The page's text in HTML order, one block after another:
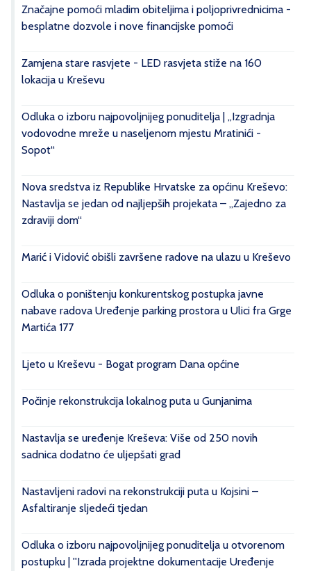
Značajne pomoći mladim obiteljima i poljoprivrednicima -
besplatne dozvole i nove financijske pomoći
Zamjena stare rasvjete - LED rasvjeta stiže na 160
lokacija u Kreševu
Odluka o izboru najpovoljnijeg ponuditelja | „Izgradnja
vodovodne mreže u naseljenom mjestu Mratinići -
Sopot“
Nova sredstva iz Republike Hrvatske za općinu Kreševo:
Nastavlja se jedan od najljepših projekata – „Zajedno za
zdraviji dom“
Marić i Vidović obišli završene radove na ulazu u Kreševo
Odluka o poništenju konkurentskog postupka javne
nabave radova Uređenje parking prostora u Ulici fra Grge
Martića 177
Ljeto u Kreševu - Bogat program Dana općine
Počinje rekonstrukcija lokalnog puta u Gunjanima
Nastavlja se uređenje Kreševa: Više od 250 novih
sadnica dodatno će uljepšati grad
Nastavljeni radovi na rekonstrukciji puta u Kojsini –
Asfaltiranje sljedeći tjedan
Odluka o izboru najpovoljnijeg ponuditelja u otvorenom
postupku | ''Izrada projektne dokumentacije Uređenje